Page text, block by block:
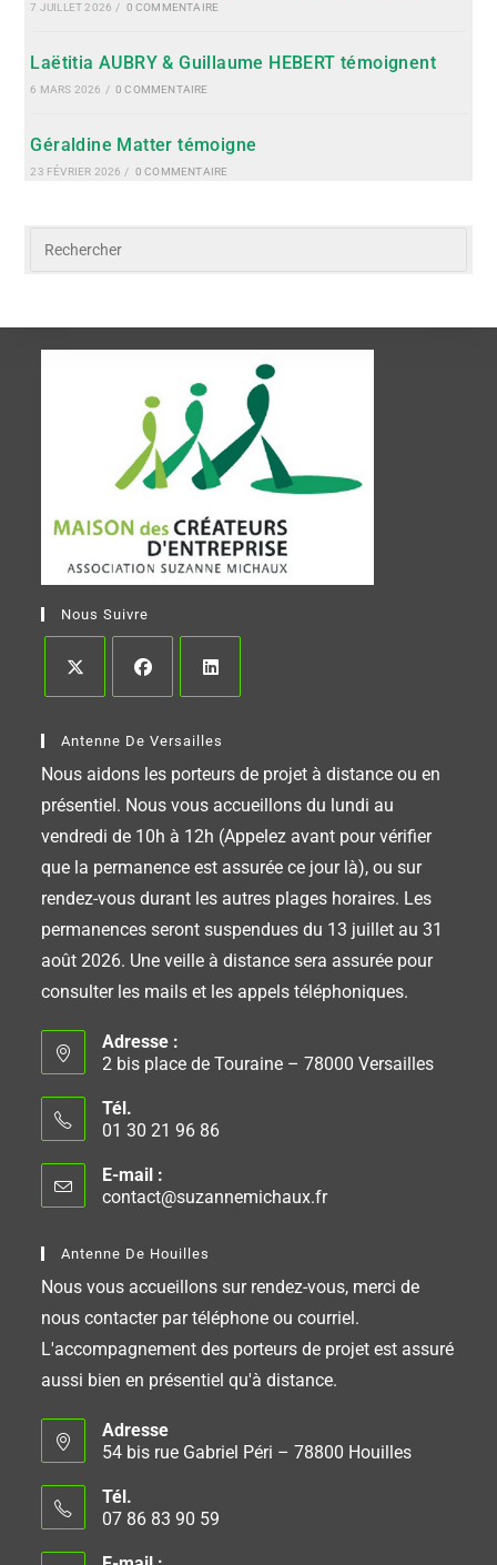
7 JUILLET 2026 / 0 COMMENTAIRE
Laëtitia AUBRY & Guillaume HEBERT témoignent
6 MARS 2026 / 0 COMMENTAIRE
Géraldine Matter témoigne
23 FÉVRIER 2026 / 0 COMMENTAIRE
Nous Suivre
Antenne De Versailles
Nous aidons les porteurs de projet à distance ou en
présentiel. Nous vous accueillons du lundi au
vendredi de 10h à 12h (Appelez avant pour vérifier
que la permanence est assurée ce jour là), ou sur
rendez-vous durant les autres plages horaires. Les
permanences seront suspendues du 13 juillet au 31
août 2026. Une veille à distance sera assurée pour
consulter les mails et les appels téléphoniques.
Adresse :
2 bis place de Touraine – 78000 Versailles
Tél.
01 30 21 96 86
E-mail :
contact@suzannemichaux.fr
Antenne De Houilles
Nous vous accueillons sur rendez-vous, merci de
nous contacter par téléphone ou courriel.
L'accompagnement des porteurs de projet est assuré
aussi bien en présentiel qu'à distance.
Adresse
54 bis rue Gabriel Péri – 78800 Houilles
Tél.
07 86 83 90 59